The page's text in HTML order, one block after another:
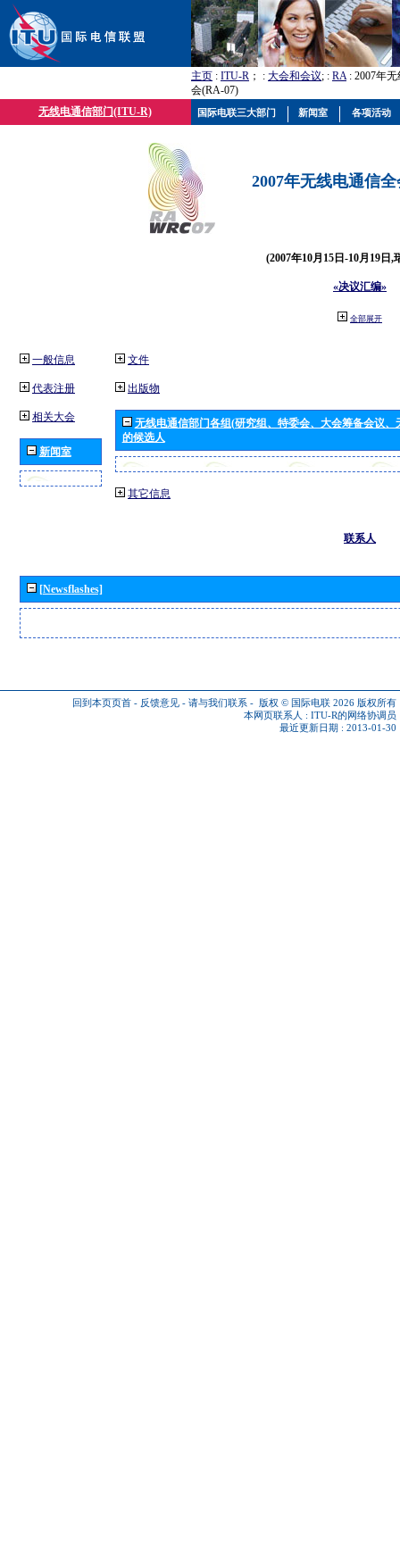
主页 : ITU-R ； : 大会和会议; : RA: 2007年
会(RA-07)
无线电通信部门(ITU-R)
2007年无线电通信
(2007年10月15日-10月19日,
«决议汇编»
全部展开
一般信息
代表注册
相关大会
新闻室
文件
出版物
无线电通信部门各组(研究组、特委会、大会筹备会议
的候选人
其它信息
联系人
[Newsflashes]
回到本页页首 - 反馈意见 - 请与我们联系 - 版权 © 国际电联 2026 版权所有
本网页联系人 : ITU-R的网络协调员
最近更新日期 : 2013-01-30
国际电联三大部门 新闻室 各项活动